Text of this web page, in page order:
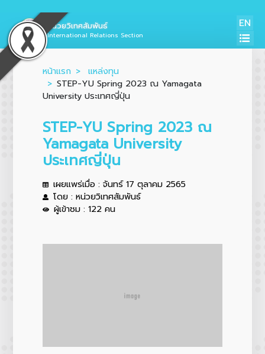
หน่วยวิเทศสัมพันธ์
International Relations Section
EN
หน้าแรก
แหล่งทุน
STEP-YU Spring 2023 ณ Yamagata
University ประเทศญี่ปุ่น
STEP-YU Spring 2023 ณ
Yamagata University
ประเทศญี่ปุ่น
เผยแพร่เมื่อ : จันทร์ 17 ตุลาคม 2565
โดย : หน่วยวิเทศสัมพันธ์
ผู้เข้าชม : 122 คน